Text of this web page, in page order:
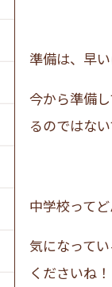
準備は、早
今から準備
るのではな
中学校って
気になって
くださいね！